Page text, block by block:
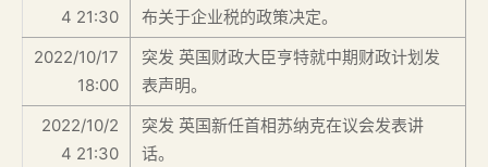
4 21:30
布关于企业税的政策决定。
2022/10/17
18:00
突发 英国财政大臣亨特就中期财政计划发
表声明。
2022/10/2
4 21:30
突发 英国新任首相苏纳克在议会发表讲
话。